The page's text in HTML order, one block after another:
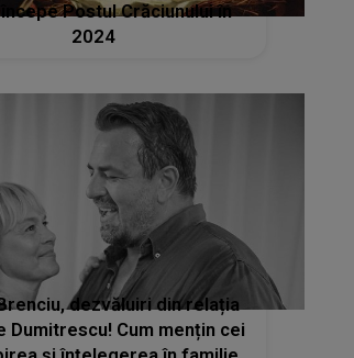
Postul Crăciunului în
2024
dezvăluiri din relația
Dumitrescu! Cum mențin cei